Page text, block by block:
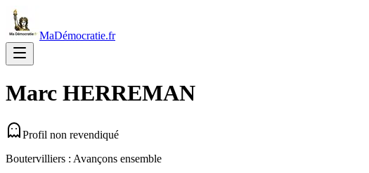
MaDémocratie.fr
Marc HERREMAN
Profil non revendiqué
Boutervilliers : Avançons ensemble